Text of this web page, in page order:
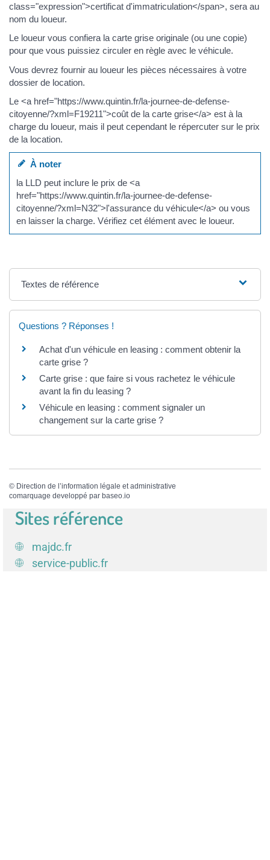
class="expression">certificat d'immatriculation</span>, sera au
nom du loueur.
Le loueur vous confiera la carte grise originale (ou une copie)
pour que vous puissiez circuler en règle avec le véhicule.
Vous devrez fournir au loueur les pièces nécessaires à votre
dossier de location.
Le <a href="https://www.quintin.fr/la-journee-de-defense-
citoyenne/?xml=F19211">coût de la carte grise</a> est à la
charge du loueur, mais il peut cependant le répercuter sur le prix
de la location.
À noter
la LLD peut inclure le prix de <a
href="https://www.quintin.fr/la-journee-de-defense-
citoyenne/?xml=N32">l'assurance du véhicule</a> ou vous
en laisser la charge. Vérifiez cet élément avec le loueur.
Textes de référence
Questions ? Réponses !
Achat d'un véhicule en leasing : comment obtenir la
carte grise ?
Carte grise : que faire si vous rachetez le véhicule
avant la fin du leasing ?
Véhicule en leasing : comment signaler un
changement sur la carte grise ?
© Direction de l’information légale et administrative
comarquage developpé par baseo.io
Sites référence
majdc.fr
service-public.fr